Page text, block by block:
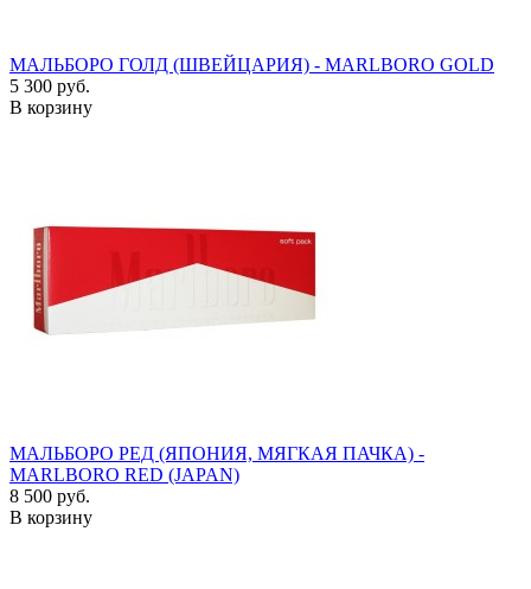
МАЛЬБОРО ГОЛД (ШВЕЙЦАРИЯ) - MARLBORO GOLD
5 300 руб.
В корзину
МАЛЬБОРО РЕД (ЯПОНИЯ, МЯГКАЯ ПАЧКА) -
MARLBORO RED (JAPAN)
8 500 руб.
В корзину